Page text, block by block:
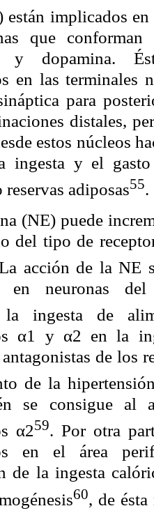
están implicados
que conforman
y dopamina.
en las terminales
para
distales,
estos núcleos
ingesta y el
reservas adiposas55.
(NE) puede
del tipo de
acción de la NE
en neuronas
la ingesta de
α1 y α2 en la
de los
de la
se consigue al
α259. Por otra
en el área
de la ingesta
60, de